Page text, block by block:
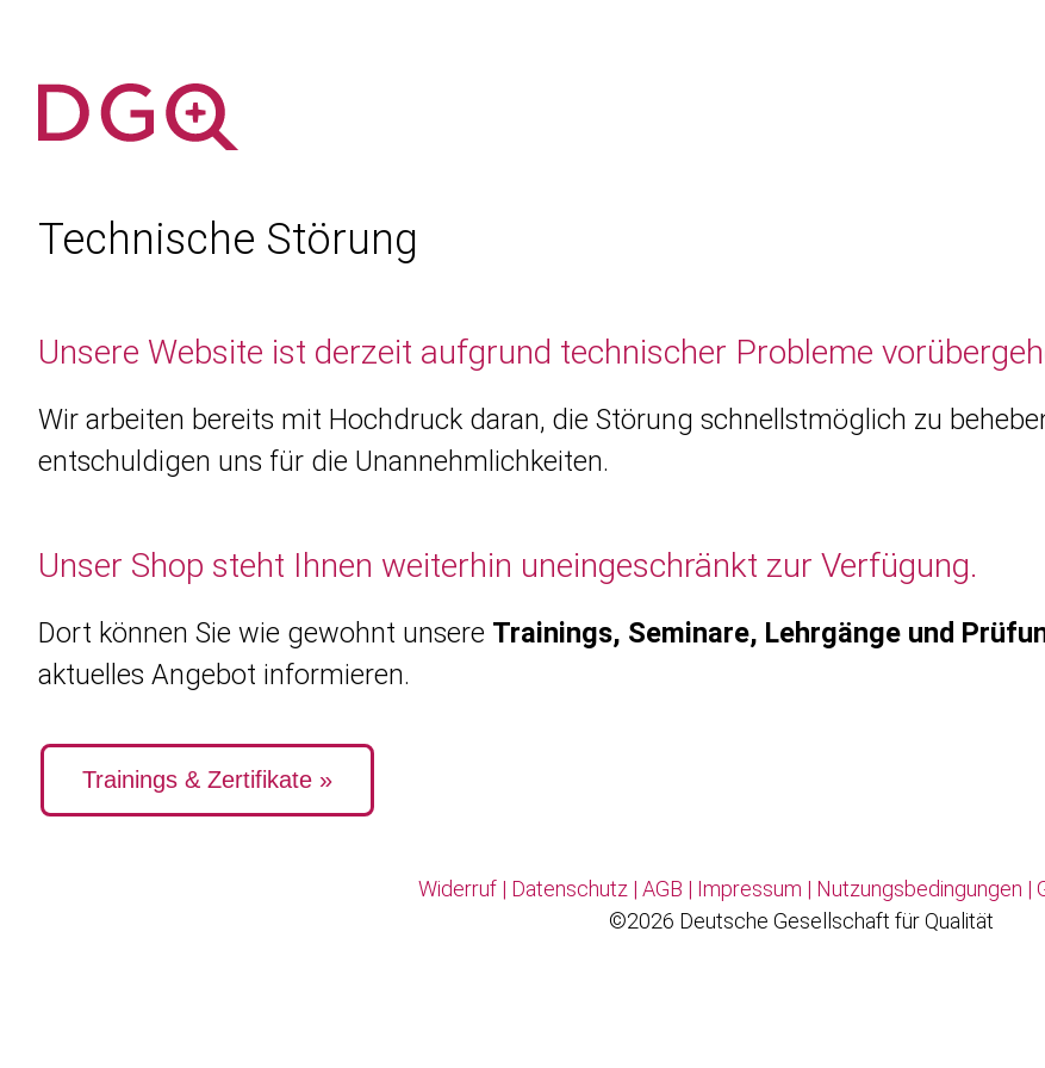
Technische Störung
Unsere Website ist derzeit aufgrund technischer Probleme
Wir arbeiten bereits mit Hochdruck daran, die Störung schnellstmöglich zu
entschuldigen uns für die Unannehmlichkeiten.
Unser Shop steht Ihnen weiterhin uneingeschränkt zur Verfügung.
Dort können Sie wie gewohnt unsere Trainings, Seminare, Lehrgänge und
aktuelles Angebot informieren.
Trainings & Zertifikate »
Widerruf | Datenschutz | AGB | Impressum | Nutzungsbedingungen |
©2026 Deutsche Gesellschaft für Qualität